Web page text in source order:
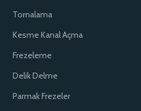
Tornalama
Kesme Kanal Açma
Frezeleme
Delik Delme
Parmak Frezeler